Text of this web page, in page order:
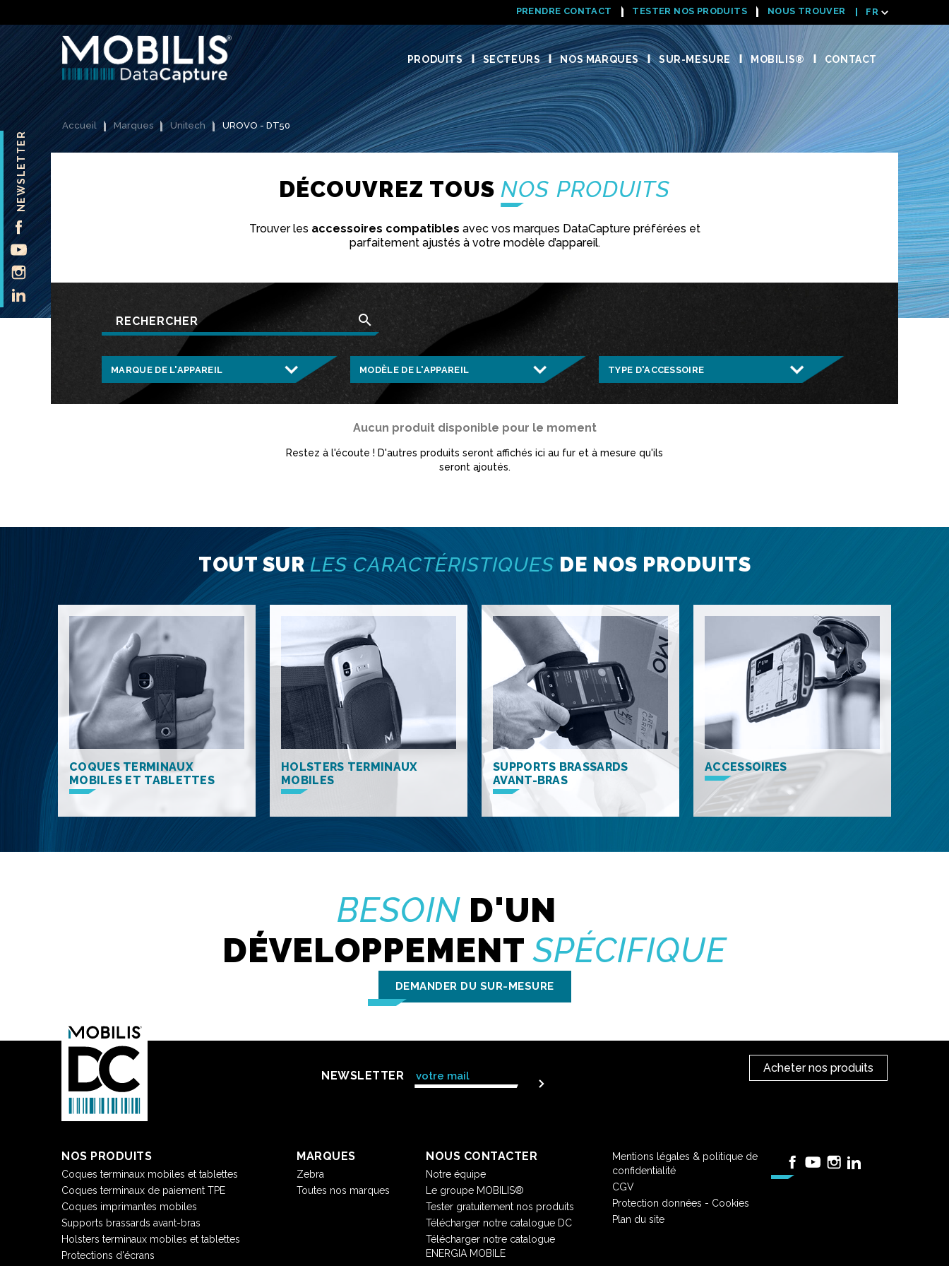
NEWSLETTER
FACEBOOK
YOUTUBE
PRENDRE CONTACT TESTER NOS PRODUITS NOUS TROUVER FR
PRODUITS SECTEURS NOS MARQUES SUR-MESURE MOBILIS® CONTACT
Accueil Marques Unitech UROVO - DT50
DÉCOUVREZ TOUS NOS PRODUITS
Trouver les accessoires compatibles avec vos marques DataCapture préférées et
parfaitement ajustés à votre modèle d’appareil.
search
Aucun produit disponible pour le moment
Restez à l'écoute ! D'autres produits seront affichés ici au fur et à mesure qu'ils
seront ajoutés.
TOUT SUR LES CARACTÉRISTIQUES DE NOS PRODUITS
COQUES TERMINAUX
MOBILES ET TABLETTES
HOLSTERS TERMINAUX
MOBILES
SUPPORTS BRASSARDS
AVANT-BRAS
ACCESSOIRES
BESOIN D'UN
DÉVELOPPEMENTSPÉCIFIQUE
DEMANDER DU SUR-MESURE
NEWSLETTER
Acheter nos produits
NOS PRODUITS
Coques terminaux mobiles et tablettes
Coques terminaux de paiement TPE
Coques imprimantes mobiles
Supports brassards avant-bras
Holsters terminaux mobiles et tablettes
Protections d'écrans
MARQUES
Zebra
Toutes nos marques
NOUS CONTACTER
Notre équipe
Le groupe MOBILIS®
Tester gratuitement nos produits
Télécharger notre catalogue DC
Télécharger notre catalogue
ENERGIA MOBILE
Mentions légales & politique de
confidentialité
CGV
Protection données - Cookies
Plan du site
Facebook
YouTubeInstagram